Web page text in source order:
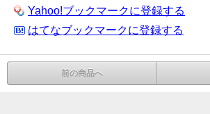
Yahoo!ブックマークに登録する
はてなブックマークに登録する
前の商品へ